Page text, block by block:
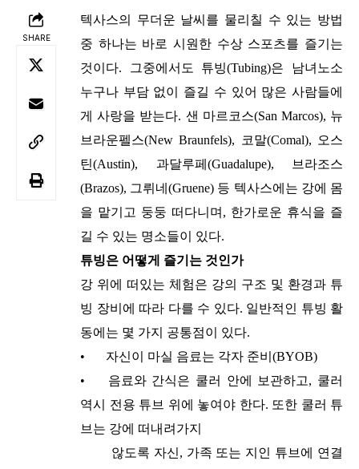
SHARE
텍사스의 무더운 날씨를 물리칠 수 있는 방법
중 하나는 바로 시원한 수상 스포츠를 즐기는
것이다. 그중에서도 튜빙(Tubing)은 남녀노소
누구나 부담 없이 즐길 수 있어 많은 사람들에
게 사랑을 받는다. 샌 마르코스(San Marcos), 뉴
브라운펠스(New Braunfels), 코말(Comal), 오스
틴(Austin), 과달루페(Guadalupe), 브라조스
(Brazos), 그뤼네(Gruene) 등 텍사스에는 강에 몸
을 맡기고 둥둥 떠다니며, 한가로운 휴식을 즐
길 수 있는 명소들이 있다.
튜빙은 어떻게 즐기는 것인가
강 위에 떠있는 체험은 강의 구조 및 환경과 튜
빙 장비에 따라 다를 수 있다. 일반적인 튜빙 활
동에는 몇 가지 공통점이 있다.
•
자신이 마실 음료는 각자 준비(BYOB)
•
음료와 간식은 쿨러 안에 보관하고, 쿨러
역시 전용 튜브 위에 놓여야 한다. 또한 쿨러 튜
브는 강에 떠내려가지
않도록 자신, 가족 또는 지인 튜브에 연결